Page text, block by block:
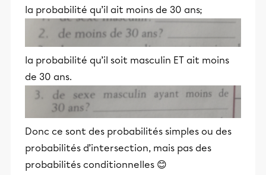
la probabilité qu’il ait moins de 30 ans;
la probabilité qu’il soit masculin ET ait moins
de 30 ans.
Donc ce sont des probabilités simples ou des
probabilités d’intersection, mais pas des
probabilités conditionnelles 😊